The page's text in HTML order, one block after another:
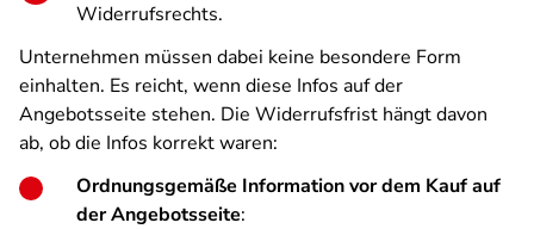
Widerrufsrechts.
Unternehmen müssen dabei keine besondere Form
einhalten. Es reicht, wenn diese Infos auf der
Angebotsseite stehen. Die Widerrufsfrist hängt davon
ab, ob die Infos korrekt waren:
Ordnungsgemäße Information vor dem Kauf auf
der Angebotsseite: